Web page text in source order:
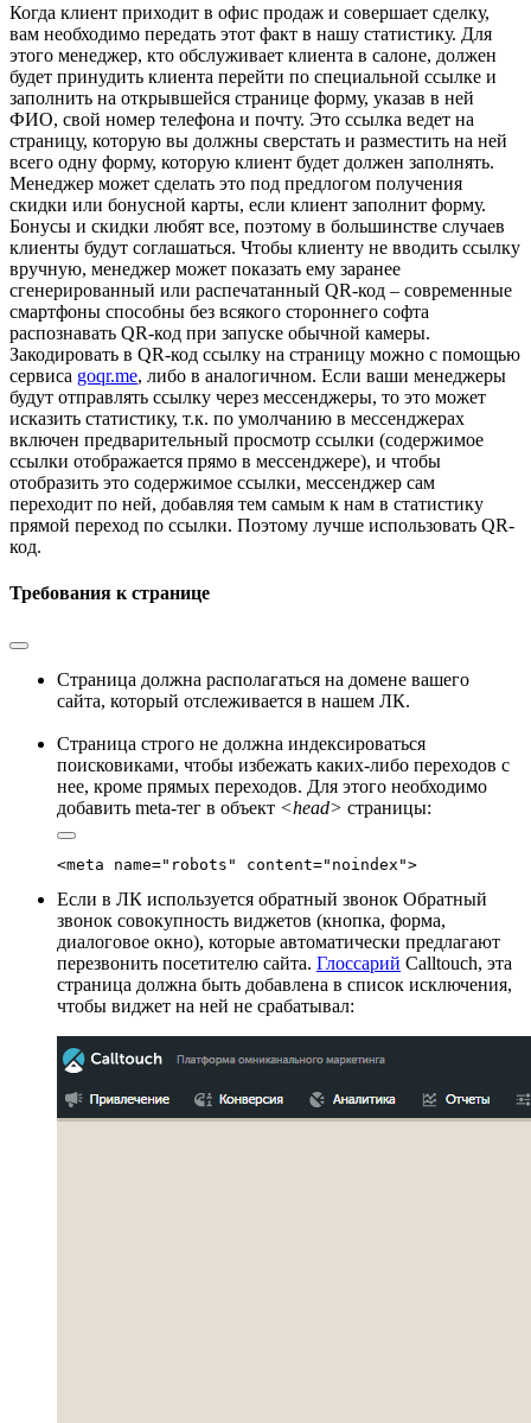
Когда клиент приходит в офис продаж и совершает сделку,
вам необходимо передать этот факт в нашу статистику. Для
этого менеджер, кто обслуживает клиента в салоне, должен
будет принудить клиента перейти по специальной ссылке и
заполнить на открывшейся странице форму, указав в ней
ФИО, свой номер телефона и почту. Это ссылка ведет на
страницу, которую вы должны сверстать и разместить на ней
всего одну форму, которую клиент будет должен заполнять.
Менеджер может сделать это под предлогом получения
скидки или бонусной карты, если клиент заполнит форму.
Бонусы и скидки любят все, поэтому в большинстве случаев
клиенты будут соглашаться. Чтобы клиенту не вводить ссылку
вручную, менеджер может показать ему заранее
сгенерированный или распечатанный QR-код – современные
смартфоны способны без всякого стороннего софта
распознавать QR-код при запуске обычной камеры.
Закодировать в QR-код ссылку на страницу можно с помощью
сервиса goqr.me, либо в аналогичном. Если ваши менеджеры
будут отправлять ссылку через мессенджеры, то это может
исказить статистику, т.к. по умолчанию в мессенджерах
включен предварительный просмотр ссылки (содержимое
ссылки отображается прямо в мессенджере), и чтобы
отобразить это содержимое ссылки, мессенджер сам
переходит по ней, добавляя тем самым к нам в статистику
прямой переход по ссылки. Поэтому лучше использовать QR-
код.
Требования к странице
Страница должна располагаться на домене вашего
сайта, который отслеживается в нашем ЛК.
Страница строго не должна индексироваться
поисковиками, чтобы избежать каких-либо переходов с
нее, кроме прямых переходов. Для этого необходимо
добавить meta-тег в объект <head> страницы:
<meta name="robots" content="noindex">
Если в ЛК используется обратный звонок Обратный
звонок совокупность виджетов (кнопка, форма,
диалоговое окно), которые автоматически предлагают
перезвонить посетителю сайта. Глоссарий Calltouch, эта
страница должна быть добавлена в список исключения,
чтобы виджет на ней не срабатывал: